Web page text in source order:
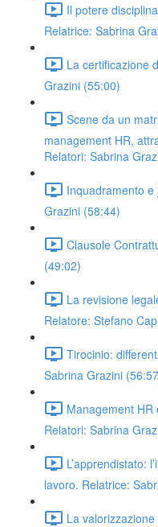
Il potere
Relatrice: Sabrina
La certificazione
Grazini (55:00)
Scene da un
management HR,
Relatori: Sabrina
Inquadramento
Grazini (58:44)
Clausole
(49:02)
La revisione
Relatore: Stefano
Tirocinio:
Sabrina Grazini
Management HR
Relatori: Sabrina
L’apprendistato:
lavoro. Relatrice:
La